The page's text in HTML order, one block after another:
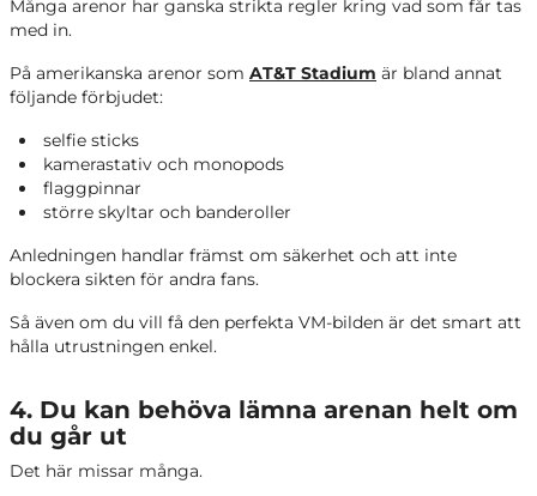
Många arenor har ganska strikta regler kring vad som får tas
med in.
På amerikanska arenor som AT&T Stadium är bland annat
följande förbjudet:
selfie sticks
kamerastativ och monopods
flaggpinnar
större skyltar och banderoller
Anledningen handlar främst om säkerhet och att inte
blockera sikten för andra fans.
Så även om du vill få den perfekta VM-bilden är det smart att
hålla utrustningen enkel.
4. Du kan behöva lämna arenan helt om
du går ut
Det här missar många.